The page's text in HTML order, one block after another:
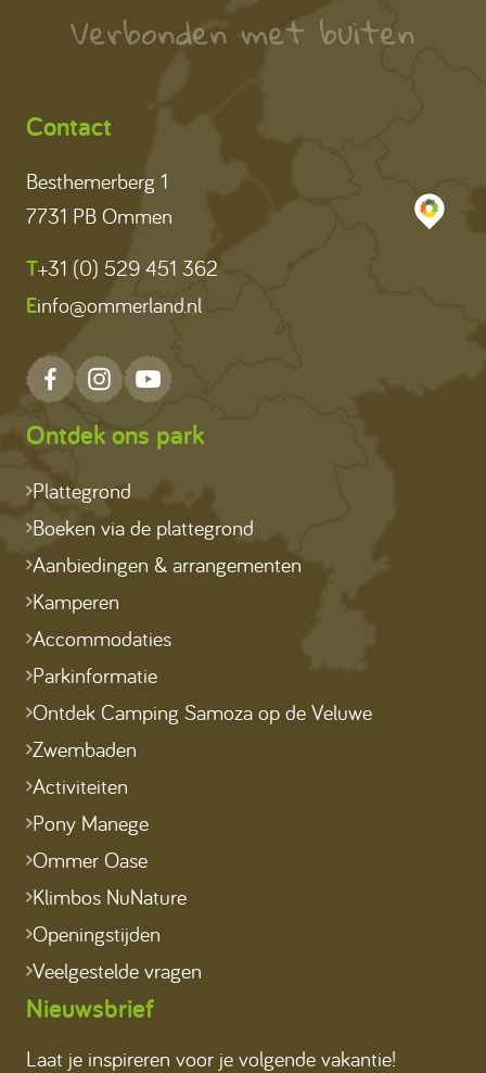
Verbonden met buiten
Contact
Besthemerberg 1
7731 PB Ommen
T+31 (0) 529 451 362
Einfo@ommerland.nl
Ontdek ons park
Plattegrond
Boeken via de plattegrond
Aanbiedingen & arrangementen
Kamperen
Accommodaties
Parkinformatie
Ontdek Camping Samoza op de Veluwe
Zwembaden
Activiteiten
Pony Manege
Ommer Oase
Klimbos NuNature
Openingstijden
Veelgestelde vragen
Nieuwsbrief
Laat je inspireren voor je volgende vakantie!